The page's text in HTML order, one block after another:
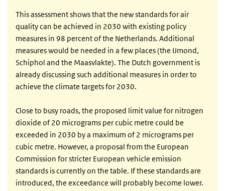
This assessment shows that the new standards for air
quality can be achieved in 2030 with existing policy
measures in 98 percent of the Netherlands. Additional
measures would be needed in a few places (the IJmond,
Schiphol and the Maasvlakte). The Dutch government is
already discussing such additional measures in order to
achieve the climate targets for 2030.
Close to busy roads, the proposed limit value for nitrogen
dioxide of 20 micrograms per cubic metre could be
exceeded in 2030 by a maximum of 2 micrograms per
cubic metre. However, a proposal from the European
Commission for stricter European vehicle emission
standards is currently on the table. If these standards are
introduced, the exceedance will probably become lower.